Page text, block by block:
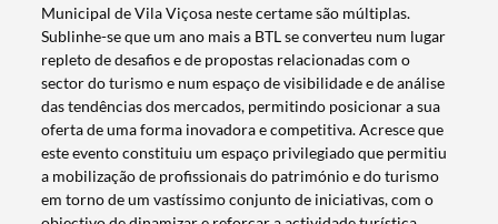
Municipal de Vila Viçosa neste certame são múltiplas.
Sublinhe-se que um ano mais a BTL se converteu num lugar
repleto de desafios e de propostas relacionadas com o
sector do turismo e num espaço de visibilidade e de análise
das tendências dos mercados, permitindo posicionar a sua
oferta de uma forma inovadora e competitiva. Acresce que
este evento constituiu um espaço privilegiado que permitiu
a mobilização de profissionais do património e do turismo
em torno de um vastíssimo conjunto de iniciativas, com o